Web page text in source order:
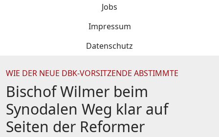
Jobs
Impressum
Datenschutz
WIE DER NEUE DBK-VORSITZENDE ABSTIMMTE
Bischof Wilmer beim
Synodalen Weg klar auf
Seiten der Reformer